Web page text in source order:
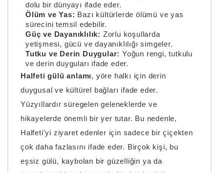
dolu bir dünyayı ifade eder.
Ölüm ve Yas: Bazı kültürlerde ölümü ve yas
sürecini temsil edebilir.
Güç ve Dayanıklılık: Zorlu koşullarda
yetişmesi, gücü ve dayanıklılığı simgeler.
Tutku ve Derin Duygular: Yoğun rengi, tutkulu
ve derin duyguları ifade eder.
Halfeti gülü anlamı, yöre halkı için derin
duygusal ve kültürel bağları ifade eder.
Yüzyıllardır süregelen geleneklerde ve
hikayelerde önemli bir yer tutar. Bu nedenle,
Halfeti'yi ziyaret edenler için sadece bir çiçekten
çok daha fazlasını ifade eder. Birçok kişi, bu
eşsiz gülü, kaybolan bir güzelliğin ya da